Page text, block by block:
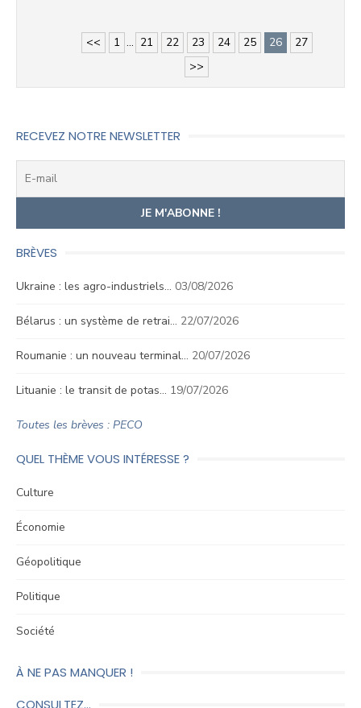
<< 1 ... 21 22 23 24 25 26
27
>>
RECEVEZ NOTRE NEWSLETTER
BRÈVES
Ukraine : les agro-industriels… 03/08/2026
Bélarus : un système de retrai… 22/07/2026
Roumanie : un nouveau terminal… 20/07/2026
Lituanie : le transit de potas… 19/07/2026
Toutes les brèves : PECO
QUEL THÈME VOUS INTÉRESSE ?
Culture
Économie
Géopolitique
Politique
Société
À NE PAS MANQUER !
CONSULTEZ…